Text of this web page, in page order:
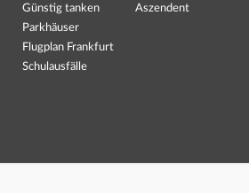
Günstig tanken
Parkhäuser
Flugplan Frankfurt
Schulausfälle
Aszendent